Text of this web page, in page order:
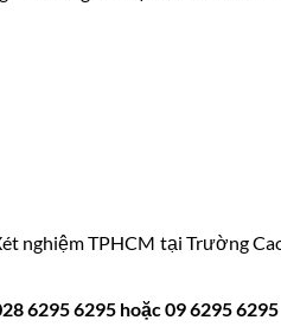
nghiệmTPHCM tại Trường
6295 6295 hoặc 09 6295 6295